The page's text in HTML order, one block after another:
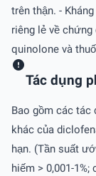
trên thận. -
riêng lẻ về
quinolone và
Tác dụng
Bao gồm các tác
khác của
hạn. (Tần suất
hiếm > 0,001-